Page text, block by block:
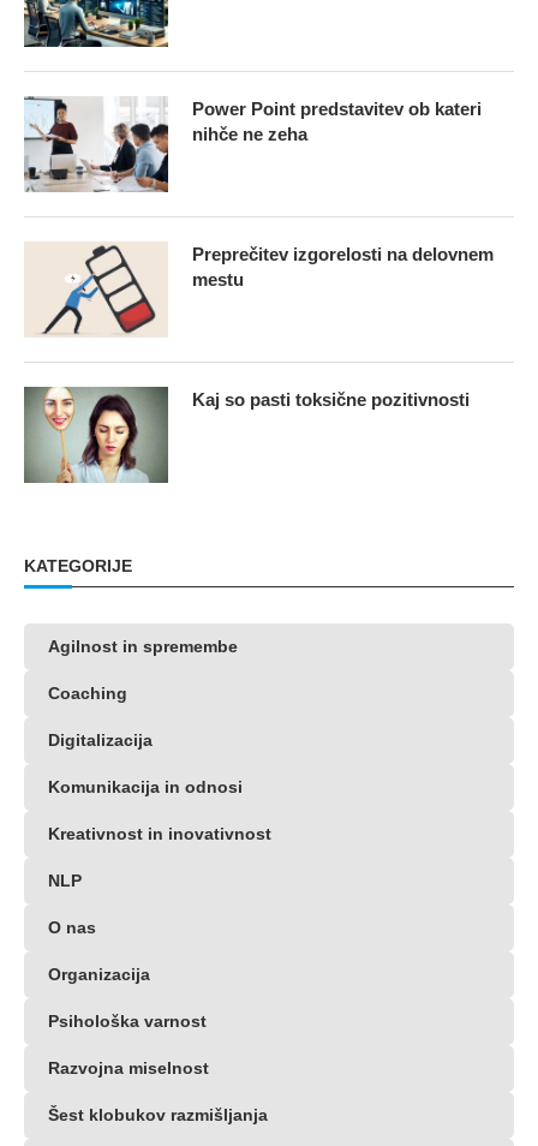
Power Point predstavitev ob kateri
nihče ne zeha
Preprečitev izgorelosti na delovnem
mestu
Kaj so pasti toksične pozitivnosti
KATEGORIJE
Agilnost in spremembe
Coaching
Digitalizacija
Komunikacija in odnosi
Kreativnost in inovativnost
NLP
O nas
Organizacija
Psihološka varnost
Razvojna miselnost
Šest klobukov razmišljanja